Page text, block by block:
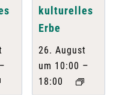
–
kulturelles
Erbe
26. August
um 10:00 –
18:00